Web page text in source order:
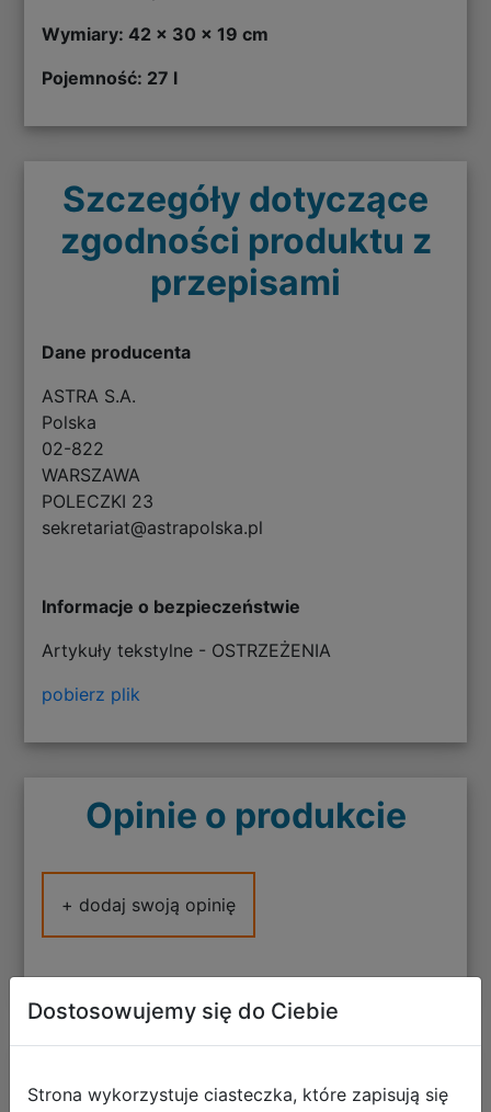
Wymiary: 42 x 30 x 19 cm
Pojemność: 27 l
Szczegóły dotyczące
zgodności produktu z
przepisami
Dane producenta
ASTRA S.A.
Polska
02-822
WARSZAWA
POLECZKI 23
sekretariat@astrapolska.pl
Informacje o bezpieczeństwie
Artykuły tekstylne - OSTRZEŻENIA
pobierz plik
Opinie o produkcie
+ dodaj swoją opinię
Polecane
Dostosowujemy się do Ciebie
Strona wykorzystuje ciasteczka, które zapisują się